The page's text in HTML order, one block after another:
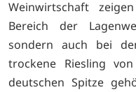
Weinwirtschaft
Bereich der
sondern auch bei
trockene Riesling
deutschen Spitze